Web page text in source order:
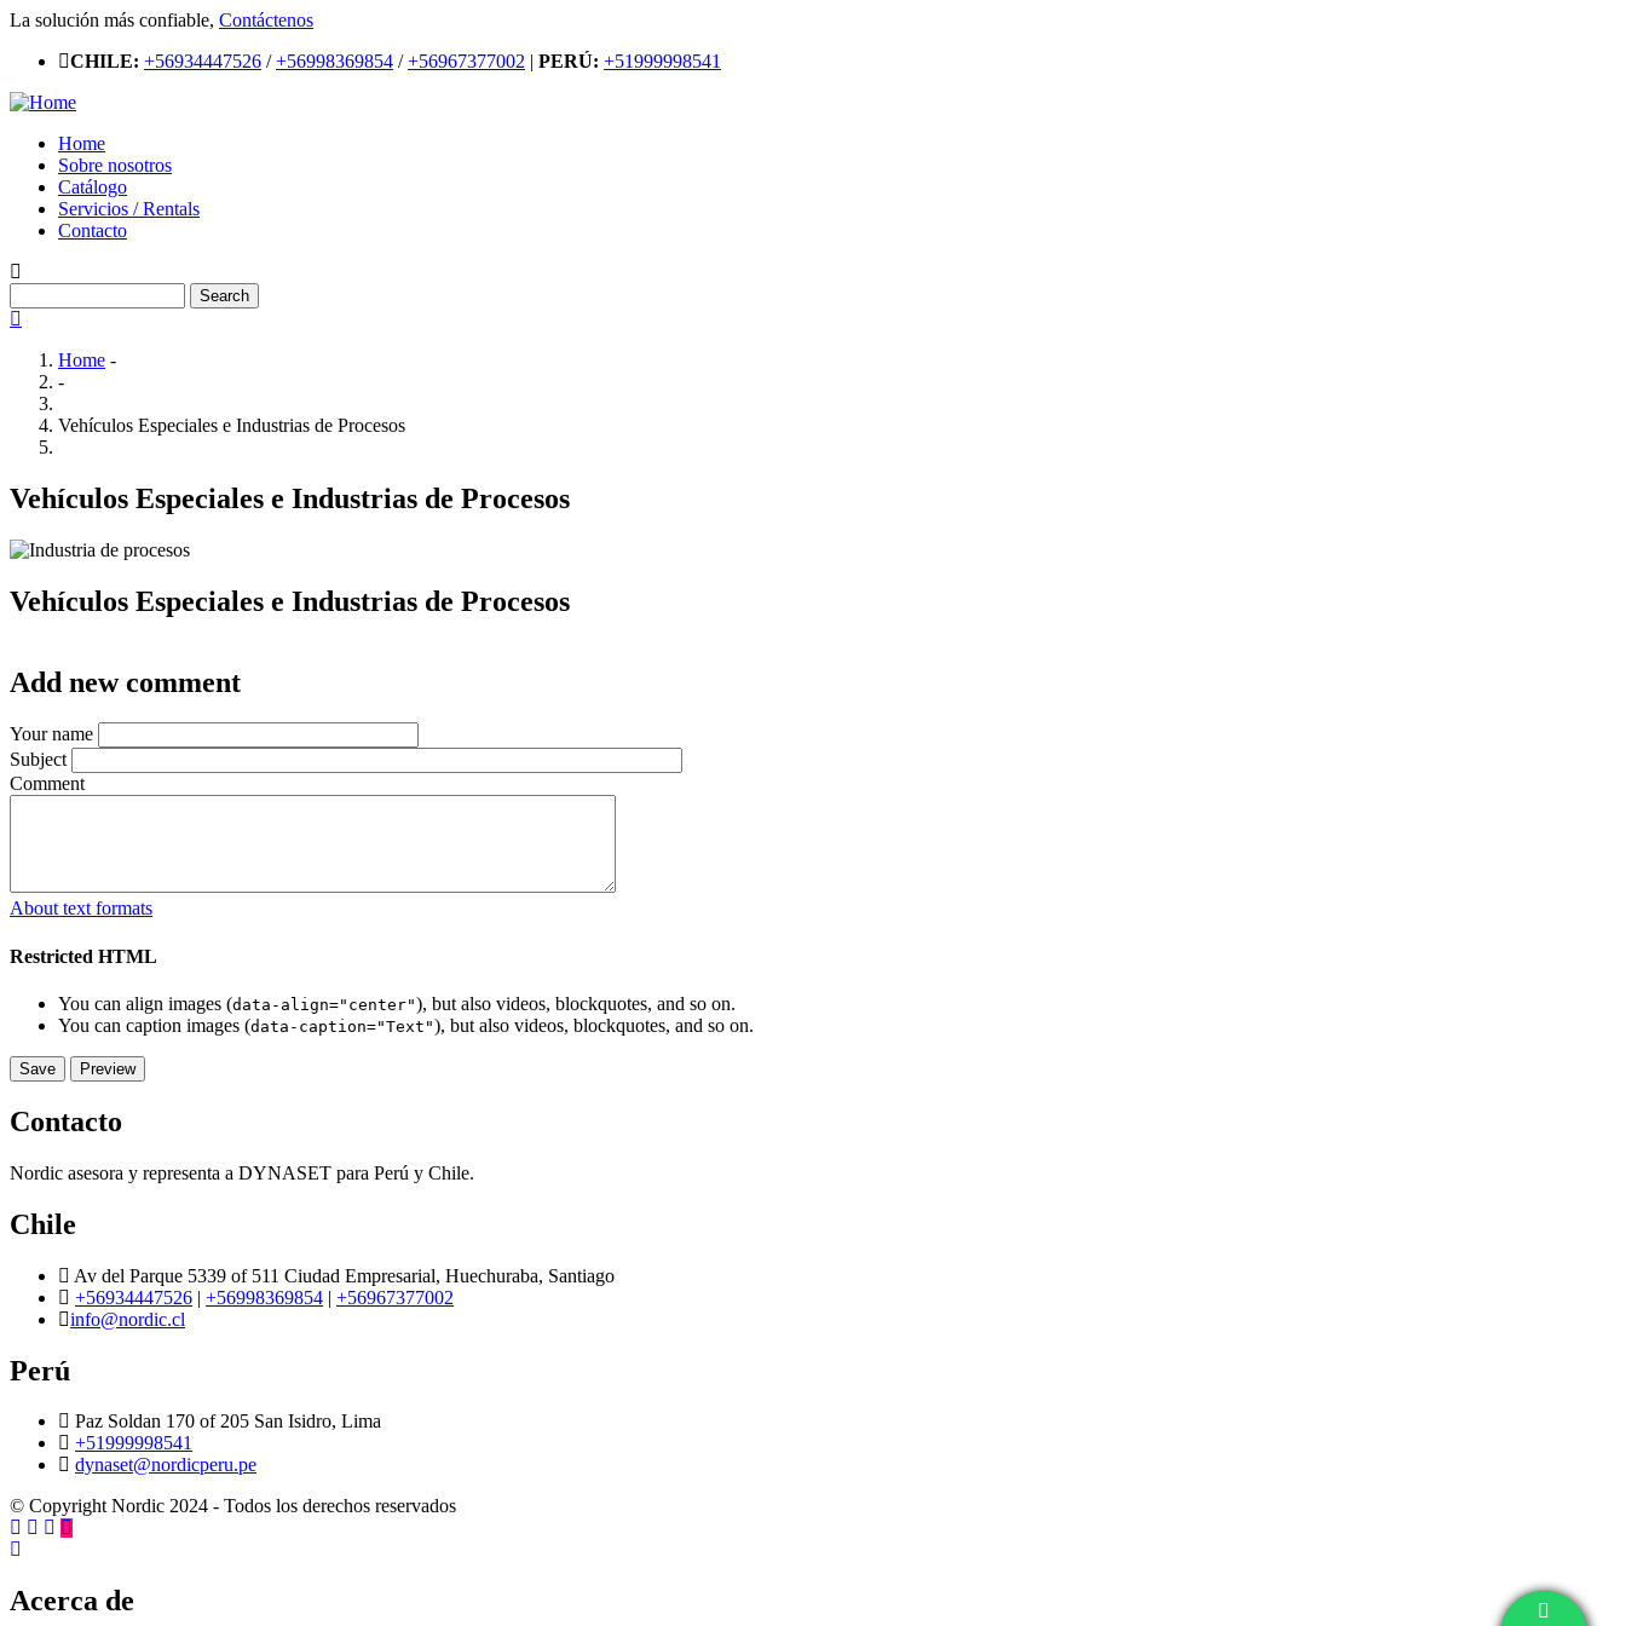
Skip
main
La solución más confiable, Contáctenos
CHILE: +56934447526 /+56998369854 /+56967377002 | PERÚ: +51999998541
Main
navigation
Home
Sobre nosotros
Catálogo
Servicios / Rentals
Contacto
Breadcrumb
Home -
-
Vehículos Especiales e Industrias de Procesos
Vehículos Especiales e Industrias de Procesos
Vehículos Especiales e Industrias de Procesos
Add new comment
Your name
Subject
Comment
About text formats
Restricted HTML
You can align images (data-align="center"), but also videos, blockquotes, and so on.
You can caption images (data-caption="Text"), but also videos, blockquotes, and so on.
Contacto
Nordic asesora y representa a DYNASET para Perú y Chile.
Chile
Av del Parque 5339 of 511 Ciudad Empresarial, Huechuraba, Santiago
+56934447526 | +56998369854 | +56967377002
info@nordic.cl
Perú
Paz Soldan 170 of 205 San Isidro, Lima
+51999998541
dynaset@nordicperu.pe
© Copyright Nordic 2024 - Todos los derechos reservados
Acerca de